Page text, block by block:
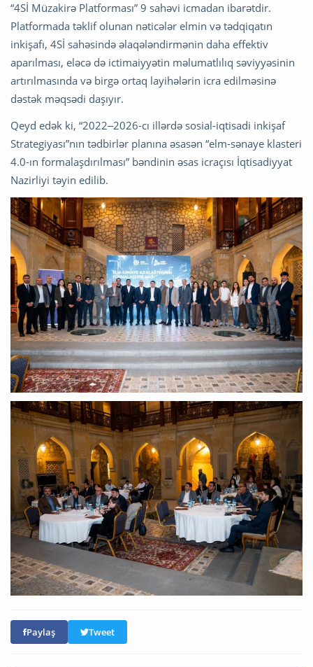
“4Sİ Müzakirə Platforması” 9 sahəvi icmadan ibarətdir.
Platformada təklif olunan nəticələr elmin və tədqiqatın
inkişafı, 4Sİ sahəsində əlaqələndirmənin daha effektiv
aparılması, eləcə də ictimaiyyətin məlumatlılıq səviyyəsinin
artırılmasında və birgə ortaq layihələrin icra edilməsinə
dəstək məqsədi daşıyır.
Qeyd edək ki, “2022‒2026-cı illərdə sosial-iqtisadi inkişaf
Strategiyası”nın tədbirlər planına əsasən “elm-sənaye klasteri
4.0-ın formalaşdırılması” bəndinin əsas icraçısı İqtisadiyyat
Nazirliyi təyin edilib.
Paylaş Tweet